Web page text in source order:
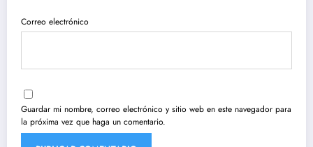
Correo electrónico
Guardar mi nombre, correo electrónico y sitio web en este navegador para
la próxima vez que haga un comentario.